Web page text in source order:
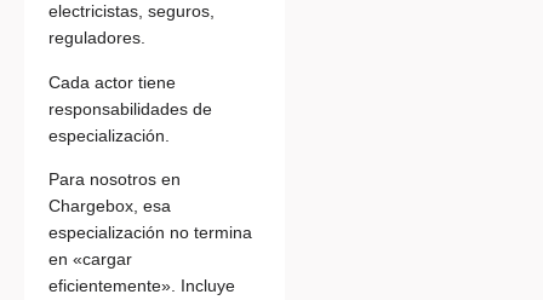
electricistas, seguros,
reguladores.
Cada actor tiene
responsabilidades de
especialización.
Para nosotros en
Chargebox, esa
especialización no termina
en «cargar
eficientemente». Incluye